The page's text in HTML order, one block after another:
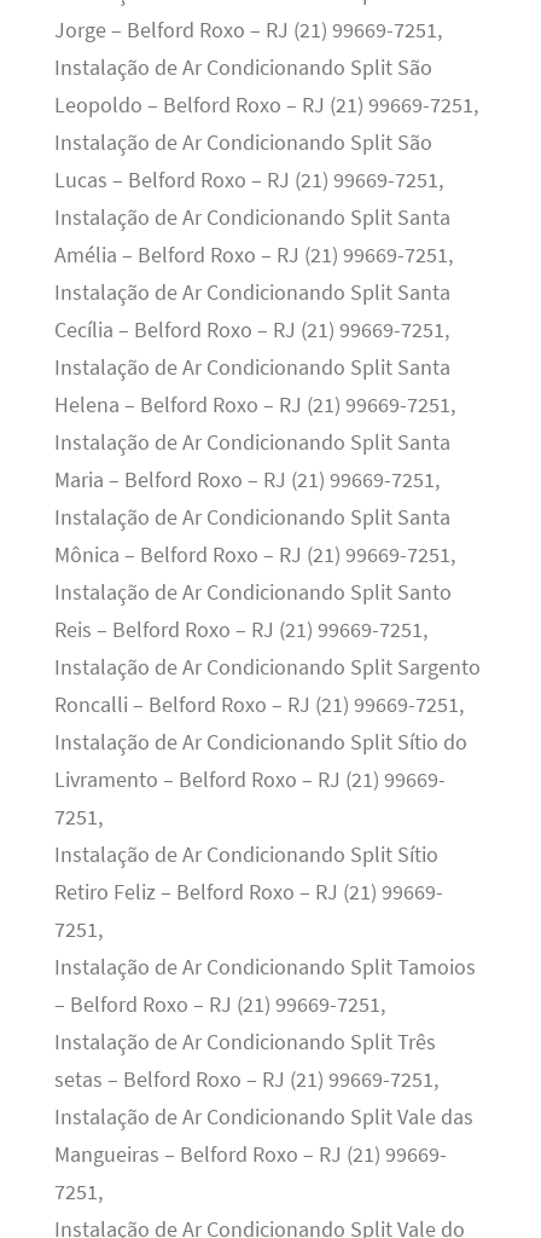
Jorge – Belford Roxo – RJ (21) 99669-7251,
Instalação de Ar Condicionando Split São
Leopoldo – Belford Roxo – RJ (21) 99669-7251,
Instalação de Ar Condicionando Split São
Lucas – Belford Roxo – RJ (21) 99669-7251,
Instalação de Ar Condicionando Split Santa
Amélia – Belford Roxo – RJ (21) 99669-7251,
Instalação de Ar Condicionando Split Santa
Cecília – Belford Roxo – RJ (21) 99669-7251,
Instalação de Ar Condicionando Split Santa
Helena – Belford Roxo – RJ (21) 99669-7251,
Instalação de Ar Condicionando Split Santa
Maria – Belford Roxo – RJ (21) 99669-7251,
Instalação de Ar Condicionando Split Santa
Mônica – Belford Roxo – RJ (21) 99669-7251,
Instalação de Ar Condicionando Split Santo
Reis – Belford Roxo – RJ (21) 99669-7251,
Instalação de Ar Condicionando Split Sargento
Roncalli – Belford Roxo – RJ (21) 99669-7251,
Instalação de Ar Condicionando Split Sítio do
Livramento – Belford Roxo – RJ (21) 99669-
7251,
Instalação de Ar Condicionando Split Sítio
Retiro Feliz – Belford Roxo – RJ (21) 99669-
7251,
Instalação de Ar Condicionando Split Tamoios
– Belford Roxo – RJ (21) 99669-7251,
Instalação de Ar Condicionando Split Três
setas – Belford Roxo – RJ (21) 99669-7251,
Instalação de Ar Condicionando Split Vale das
Mangueiras – Belford Roxo – RJ (21) 99669-
7251,
Instalação de Ar Condicionando Split Vale do